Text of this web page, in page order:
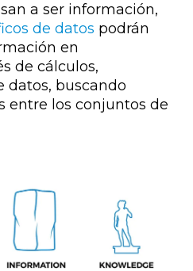
a ser información,
de datos podrán
en
de cálculos,
datos, buscando
entre los conjuntos de